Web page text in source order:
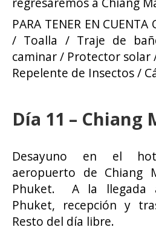
PARA TENER EN
/ Toalla / Traje de
caminar / Protector solar
Repelente de Insectos /
Día 11 – Chiang
Desayuno en el
aeropuerto de Chiang
Phuket. A la llegada
Phuket, recepción y
Resto del día libre.